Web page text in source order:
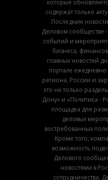
которые
содержат только
Последние
Деловом сообществе
событий и
бизнеса,
главных новостей
портале
региона, России и
это не только
Дону» и «Политика -
площадка для
деловых
востребованных
Кроме того,
возможность
Делового
новостями в
сотрудничества.